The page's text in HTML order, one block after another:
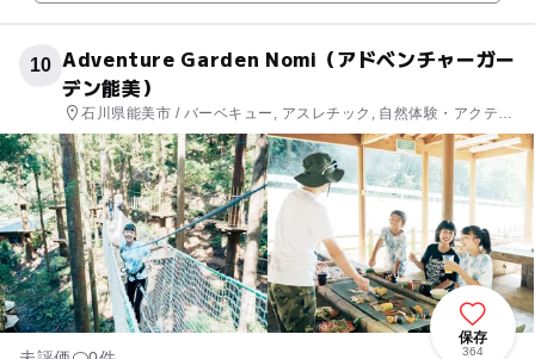
10 Adventure Garden Nomi（アドベンチャーガー
デン能美）
石川県能美市 / バーベキュー, アスレチック, 自然体験・アクティ
ビティ
保存
364